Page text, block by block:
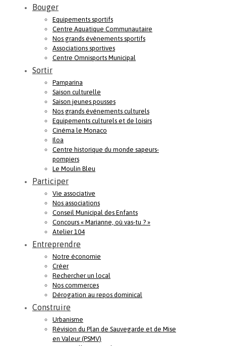
Bouger
Equipements sportifs
Centre Aquatique Communautaire
Nos grands évènements sportifs
Associations sportives
Centre Omnisports Municipal
Sortir
Pamparina
Saison culturelle
Saison jeunes pousses
Nos grands événements culturels
Equipements culturels et de loisirs
Cinéma le Monaco
Iloa
Centre historique du monde sapeurs-
pompiers
Le Moulin Bleu
Participer
Vie associative
Nos associations
Conseil Municipal des Enfants
Concours « Marianne, où vas-tu ? »
Atelier 104
Entreprendre
Notre économie
Créer
Rechercher un local
Nos commerces
Dérogation au repos dominical
Construire
Urbanisme
Révision du Plan de Sauvegarde et de Mise
en Valeur (PSMV)